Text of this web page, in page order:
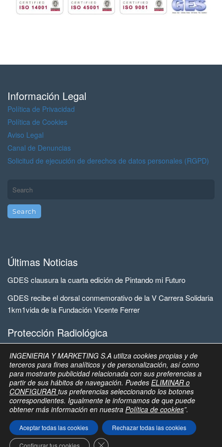
Información Legal
Política de Privacidad
Política de Cookies
Aviso Legal
Canal de Denuncias
Solicitud de ejecución de derechos de datos personales (RGPD)
Últimas Noticias
GDES clausura la cuarta edición de Pintando mi Futuro
GDES recibe el dorsal conmemorativo de la V Carrera Solidaria
1km1vida de la Fundación Vicente Ferrer
Protección Radiológica
Extranet para clientes
Inicio ›Cultura para la seguridad
© 2023 Ingeniería y Marketing, S.A. all rights reserved | GD
Energy Services®
Designed and Developed by SSC, S.L.
INGENIERIA Y MARKETING S.A utiliza cookies propias y de
terceros para fines analíticos y de personalización, así como
para mostrarte publicidad relacionada con sus preferencias a
partir de sus hábitos de navegación. Puedes ELIMINAR o
CONFIGURAR tus preferencias seleccionando los botones
correspondientes. Igualmente le informamos de que puede
obtener más información en nuestra Política de cookies”.
Aceptar todas las cookies Rechazar todas las cookies
Configurar tus cookies Cerrar el banner de cookies RGPD